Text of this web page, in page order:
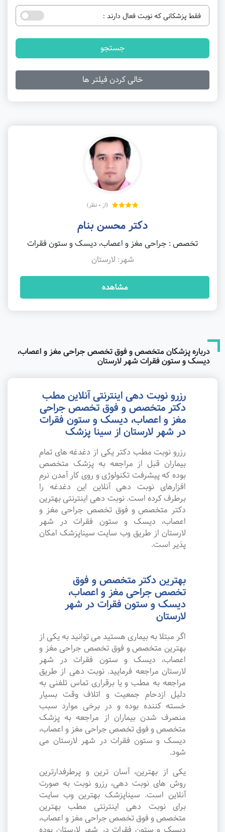
فقط پزشکانی که نوبت فعال دارند :
جستجو
خالی کردن فیلتر ها
(از 0 نظر)
دکتر محسن بنام
تخصص : جراحی مغز و اعصاب، دیسک و ستون فقرات
شهر: لارستان
مشاهده
درباره پزشکان متخصص و فوق تخصص جراحی مغز و اعصاب،
دیسک و ستون فقرات شهر لارستان
رزرو نوبت دهی اینترنتی آنلاین مطب
دکتر متخصص و فوق تخصص جراحی
مغز و اعصاب، دیسک و ستون فقرات
در شهر لارستان از سینا پزشک
رزرو نوبت مطب دکتر یکی از دغدغه های تمام
بیماران قبل از مراجعه به پزشک متخصص
بوده که پیشرفت تکنولوژی و روی کار آمدن نرم
افزارهای نوبت دهی آنلاین این دغدغه را
برطرف کرده است. نوبت دهی اینترنتی بهترین
دکتر متخصص و فوق تخصص جراحی مغز و
اعصاب، دیسک و ستون فقرات در شهر
لارستان از طریق وب سایت سیناپزشک امکان
پذیر است.
بهترین دکتر متخصص و فوق
تخصص جراحی مغز و اعصاب،
دیسک و ستون فقرات در شهر
لارستان
اگر مبتلا به بیماری هستید می توانید به یکی از
بهترین متخصص و فوق تخصص جراحی مغز و
اعصاب، دیسک و ستون فقرات در شهر
لارستان مراجعه فرمایید. نوبت دهی از طریق
مراجعه به مطب و یا برقراری تماس تلفنی به
دلیل ازدحام جمعیت و اتلاف وقت بسیار
خسته کننده بوده و در برخی موارد سبب
منصرف شدن بیماران از مراجعه به پزشک
متخصص و فوق تخصص جراحی مغز و اعصاب،
دیسک و ستون فقرات در شهر لارستان می
شود.
یکی از بهترین، آسان ترین و پرطرفدارترین
روش های نوبت دهی، رزرو نوبت به صورت
آنلاین است. سیناپزشک بهترین وب سایت
برای نوبت دهی اینترنتی مطب بهترین
متخصص و فوق تخصص جراحی مغز و اعصاب،